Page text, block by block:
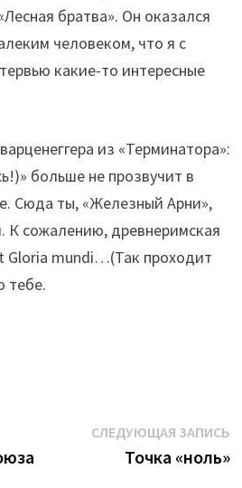
братва». Он оказался
человеком, что я с
какие-то интересные
из «Терминатора»:
больше не прозвучит в
Сюда ты, «Железный Арни»,
К сожалению, древнеримская
Gloria mundi…(Так проходит
тебе.
СЛЕДУЮЩАЯ ЗАПИСЬ
Точка «ноль»